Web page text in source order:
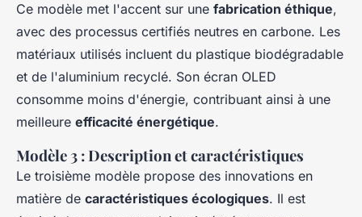
Ce modèle met l'accent sur une fabrication éthique,
avec des processus certifiés neutres en carbone. Les
matériaux utilisés incluent du plastique biodégradable
et de l'aluminium recyclé. Son écran OLED
consomme moins d'énergie, contribuant ainsi à une
meilleure efficacité énergétique.
Modèle 3 : Description et caractéristiques
Le troisième modèle propose des innovations en
matière de caractéristiques écologiques. Il est